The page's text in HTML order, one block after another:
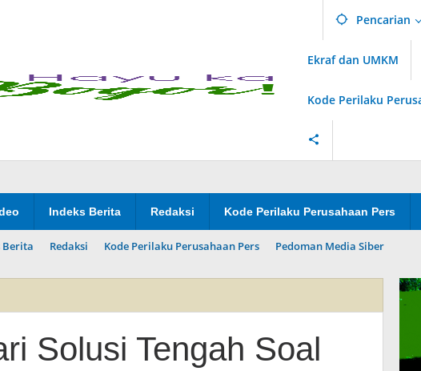
Pencarian
Ekraf dan UMKM
Kode Perilaku
Indeks Berita Redaksi Kode Perilaku Perusahaan Pers
Berita Redaksi Kode Perilaku Perusahaan Pers Pedoman Media Siber
Solusi Tengah Soal